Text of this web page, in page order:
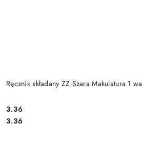
Ręcznik składany ZZ Szara Makulatura 1
Cena:
3.36
Cena:
3.36